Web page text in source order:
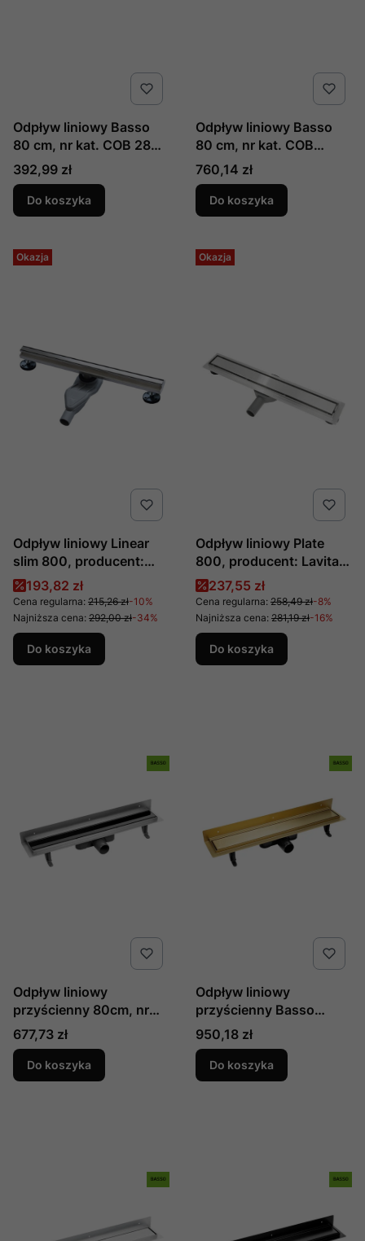
Odpływ liniowy Basso
80 cm, nr kat. COB 280D
, producent Laveo
Cena
392,99 zł
Do koszyka
Odpływ liniowy Basso
80 cm, nr kat. COB
G80D , producent Laveo
Cena
760,14 zł
Do koszyka
Okazja
Odpływ liniowy Linear
slim 800, producent:
Lavita, nr kat.:
5900378310259
Cena promocyjna
193,82 zł
Cena regularna: 215,26 zł-10%
Najniższa cena: 292,00 zł-34%
Do koszyka
Okazja
Odpływ liniowy Plate
800, producent: Lavita,
nr kat.: 5900378310310
Cena promocyjna
237,55 zł
Cena regularna: 258,49 zł-8%
Najniższa cena: 281,19 zł-16%
Do koszyka
Odpływ liniowy
przyścienny 80cm, nr
kat. COB 781S ,
producent Laveo
Cena
677,73 zł
Do koszyka
Odpływ liniowy
przyścienny Basso
80cm, nr kat. COB G81D
, producent Laveo
Cena
950,18 zł
Do koszyka